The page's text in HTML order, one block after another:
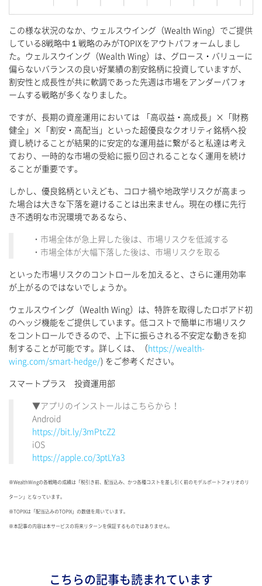
この様な状況のなか、ウェルスウイング（Wealth Wing）でご提供
している8戦略中１戦略のみがTOPIXをアウトパフォームしまし
た。ウェルスウイング（Wealth Wing）は、グロース・バリューに
偏らないバランスの良い好業績の割安銘柄に投資していますが、
割安性と成長性が共に軟調であった先週は市場をアンダーパフォ
ームする戦略が多くなりました。
ですが、長期の資産運用においては 「高収益・高成長」×「財務
健全」×「割安・高配当」といった超優良なクオリティ銘柄へ投
資し続けることが結果的に安定的な運用益に繋がると私達は考え
ており、一時的な市場の受給に振り回されることなく運用を続け
ることが重要です。
しかし、優良銘柄といえども、コロナ禍や地政学リスクが高まっ
た場合は大きな下落を避けることは出来ません。現在の様に先行
き不透明な市況環境であるなら、
・市場全体が急上昇した後は、市場リスクを低減する
・市場全体が大幅下落した後は、市場リスクを取る
といった市場リスクのコントロールを加えると、さらに運用効率
が上がるのではないでしょうか。
ウェルスウイング（Wealth Wing）は、特許を取得したロボアド初
のヘッジ機能をご提供しています。低コストで簡単に市場リスク
をコントロールできるので、上下に振らされる不安定な動きを抑
制することが可能です。詳しくは、（ https://wealth-
wing.com/smart-hedge/) をご参考ください。
スマートプラス 投資運用部
▼アプリのインストールはこちらから！
Android
https://bit.ly/3mPtcZ2
iOS
https://apple.co/3ptLYa3
※WealthWingの各戦略の成績は「税引き前、配当込み、かつ各種コストを差し引く前のモデルポートフォリオのリ
ターン」となっています。
※TOPIXは「配当込みのTOPIX」の数値を用いています。
※本記事の内容は本サービスの将来リターンを保証するものではありません。
こちらの記事も読まれています